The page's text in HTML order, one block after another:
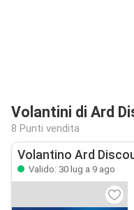
Volantini di Ard
8 Punti vendita
Volantino Ard
Valido: 30 lug a 9 ago